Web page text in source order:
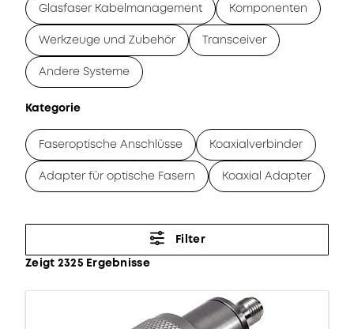
Glasfaser Kabelmanagement Komponenten
Werkzeuge und Zubehör Transceiver
Andere Systeme
Kategorie
Faseroptische Anschlüsse Koaxialverbinder
Adapter für optische Fasern Koaxial Adapter
Filter
Zeigt 2325 Ergebnisse